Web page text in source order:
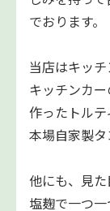
でおります。
当店はキッチ
キッチンカ
作ったトル
本場自家製タ
他にも、見
塩麹で一つ